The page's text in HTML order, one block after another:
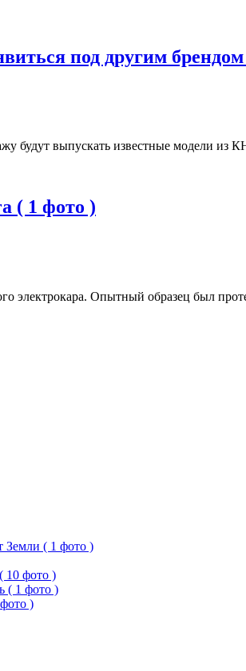
под другим
будут выпускать известные модели из
( 1 фото )
электрокара. Опытный образец был
Земли ( 1 фото )
10 фото )
( 1 фото )
)